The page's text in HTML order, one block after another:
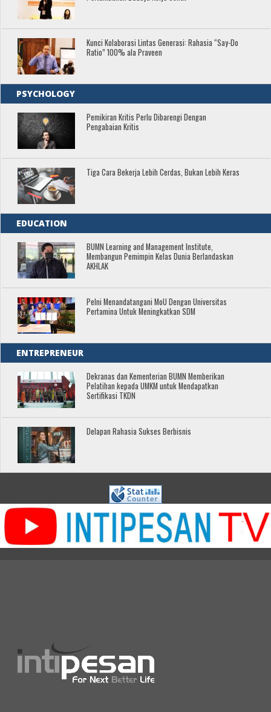
Kunci Kolaborasi Lintas Generasi: Rahasia “Say-Do
Ratio” 100% ala Praveen
PSYCHOLOGY
Pemikiran Kritis Perlu Dibarengi Dengan
Pengabaian Kritis
Tiga Cara Bekerja Lebih Cerdas, Bukan Lebih Keras
EDUCATION
BUMN Learning and Management Institute,
Membangun Pemimpin Kelas Dunia Berlandaskan
AKHLAK
Pelni Menandatangani MoU Dengan Universitas
Pertamina Untuk Meningkatkan SDM
ENTREPRENEUR
Dekranas dan Kementerian BUMN Memberikan
Pelatihan kepada UMKM untuk Mendapatkan
Sertifikasi TKDN
Delapan Rahasia Sukses Berbisnis